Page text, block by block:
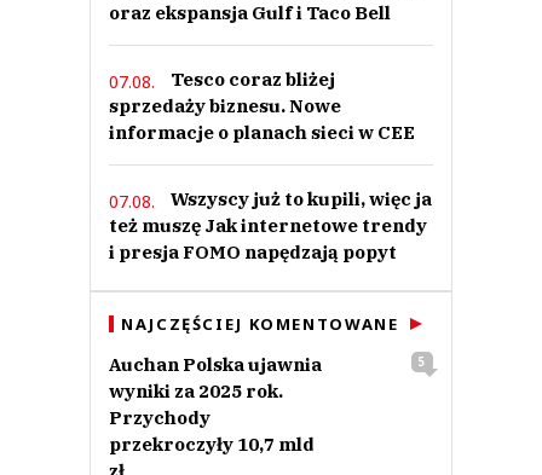
oraz ekspansja Gulf i Taco Bell
07.08.
Tesco coraz bliżej
sprzedaży biznesu. Nowe
informacje o planach sieci w CEE
07.08.
Wszyscy już to kupili, więc ja
też muszę Jak internetowe trendy
i presja FOMO napędzają popyt
NAJCZĘŚCIEJ KOMENTOWANE
Auchan Polska ujawnia
wyniki za 2025 rok.
Przychody
przekroczyły 10,7 mld
5